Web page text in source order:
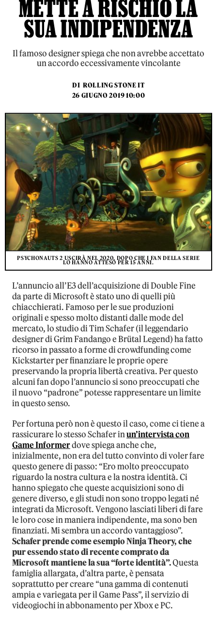
METTE A RISCHIO LA
SUA INDIPENDENZA
Il famoso designer spiega che non avrebbe accettato
un accordo eccessivamente vincolante
DI ROLLING STONE IT
26 GIUGNO 2019 10:00
PSYCHONAUTS 2 USCIRÀ NEL 2020, DOPO CHE I FAN DELLA SERIE
LO HANNO ATTESO PER 15 ANNI.
L’annuncio all’E3 dell’acquisizione di Double Fine
da parte di Microsoft è stato uno di quelli più
chiacchierati. Famoso per le sue produzioni
originali e spesso molto distanti dalle mode del
mercato, lo studio di Tim Schafer (il leggendario
designer di Grim Fandango e Brütal Legend) ha fatto
ricorso in passato a forme di crowdfunding come
Kickstarter per finanziare le proprie opere
preservando la propria libertà creativa. Per questo
alcuni fan dopo l’annuncio si sono preoccupati che
il nuovo “padrone” potesse rappresentare un limite
in questo senso.
Per fortuna però non è questo il caso, come ci tiene a
rassicurare lo stesso Schafer inun’intervista con
Game Informerdove spiega anche che,
inizialmente, non era del tutto convinto di voler fare
questo genere di passo: “Ero molto preoccupato
riguardo la nostra cultura e la nostra identità. Ci
hanno spiegato che queste acquisizioni sono di
genere diverso, e gli studi non sono troppo legati né
integrati da Microsoft. Vengono lasciati liberi di fare
le loro cose in maniera indipendente, ma sono ben
finanziati. Mi sembra un accordo vantaggioso”.
Schafer prende come esempio Ninja Theory, che
pur essendo stato di recente comprato da
Microsoft mantiene la sua “forte identità”.Questa
famiglia allargata, d’altra parte, è pensata
soprattutto per creare “una gamma di contenuti
ampia e variegata per il Game Pass”, il servizio di
videogiochi in abbonamento per Xbox e PC.